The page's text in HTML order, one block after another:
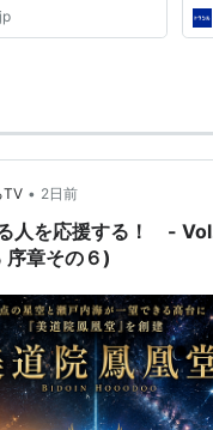
TV • 2日前
人を応援する！ -
序章その６)